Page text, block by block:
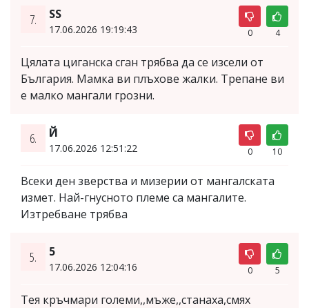
7. SS
17.06.2026 19:19:43 0 4
Цялата циганска сган трябва да се изсели от
България. Мамка ви плъхове жалки. Трепане ви
е малко мангали грозни.
6. Й
17.06.2026 12:51:22 0 10
Всеки ден зверства и мизерии от мангалската
измет. Най-гнусното племе са мангалите.
Изтребване трябва
5. 5
17.06.2026 12:04:16 0 5
Тея кръчмари големи,,мъже,,станаха,смях